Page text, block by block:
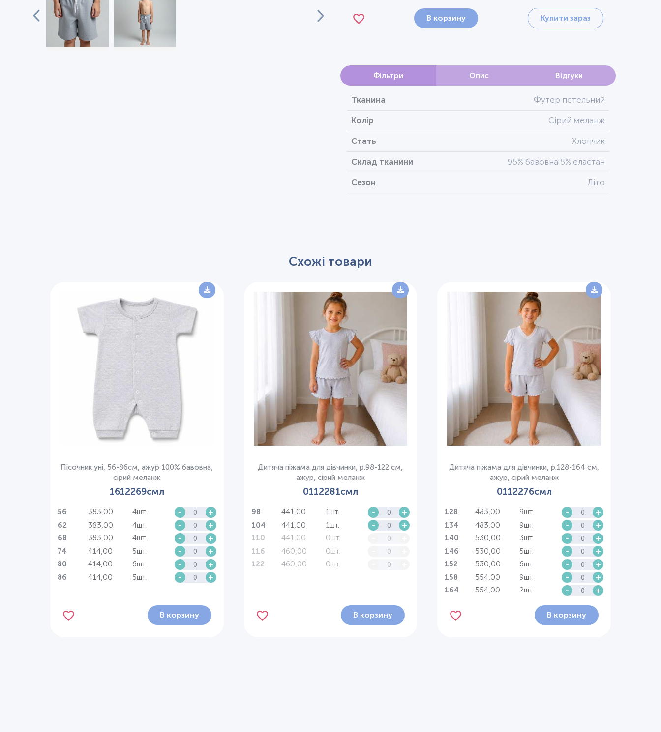
В корзину Купити зараз
Фільтри Опис Відгуки
Тканина Футер петельний
Колір Сірий меланж
Стать Хлопчик
Склад тканини 95% бавовна 5% еластан
Сезон Літо
Схожі товари
Пісочник уні, 56-86см, ажур 100% бавовна,
сірий меланж
1612269смл
56 383,00 4шт. - +
62 383,00 4шт. - +
68 383,00 4шт. - +
74 414,00 5шт. - +
80 414,00 6шт. - +
86 414,00 5шт. - +
В корзину
Дитяча піжама для дівчинки, р.98-122 см,
ажур, сірий меланж
0112281смл
98 441,00 1шт. - +
104 441,00 1шт. - +
110 441,00 0шт.
116 460,00 0шт.
122 460,00 0шт.
В корзину
Дитяча піжама для дівчинки, р.128-164 см,
ажур, сірий меланж
0112276смл
128 483,00 9шт. - +
134 483,00 9шт. - +
140 530,00 3шт. - +
146 530,00 5шт. - +
152 530,00 6шт. - +
158 554,00 9шт. - +
164 554,00 2шт. - +
В корзину